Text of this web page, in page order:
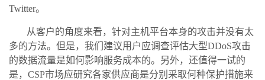
Twitter。
从客户的角度来看，针对主机平台本身的攻击并没有太
多的方法。但是，我们建议用户应调查评估大型DDoS攻击
的数据流量是如何影响服务成本的。另外，还值得一试的
是，CSP市场应研究各家供应商是分别采取何种保护措施来